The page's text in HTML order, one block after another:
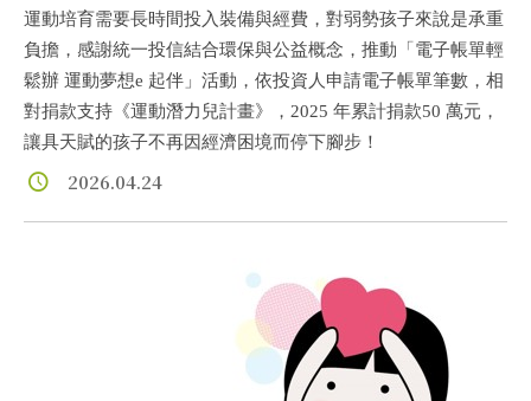
運動培育需要長時間投入裝備與經費，對弱勢孩子來說是承重
負擔，感謝統一投信結合環保與公益概念，推動「電子帳單輕
鬆辦 運動夢想e 起伴」活動，依投資人申請電子帳單筆數，相
對捐款支持《運動潛力兒計畫》，2025 年累計捐款50 萬元，
讓具天賦的孩子不再因經濟困境而停下腳步！
2026.04.24